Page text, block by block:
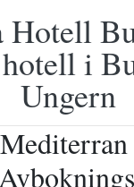
i
Ungern